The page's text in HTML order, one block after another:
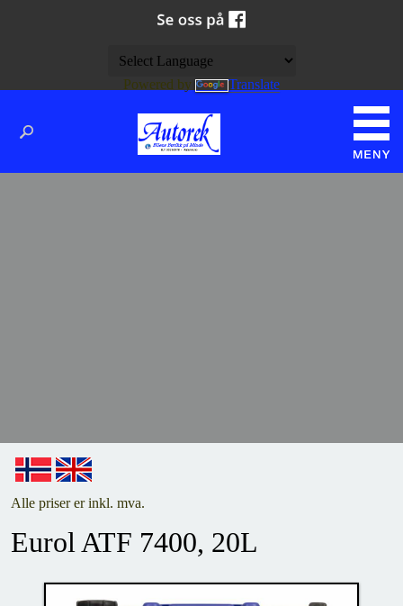
Alle priser er inkl. mva.
Eurol ATF 7400, 20L
Powered by Translate